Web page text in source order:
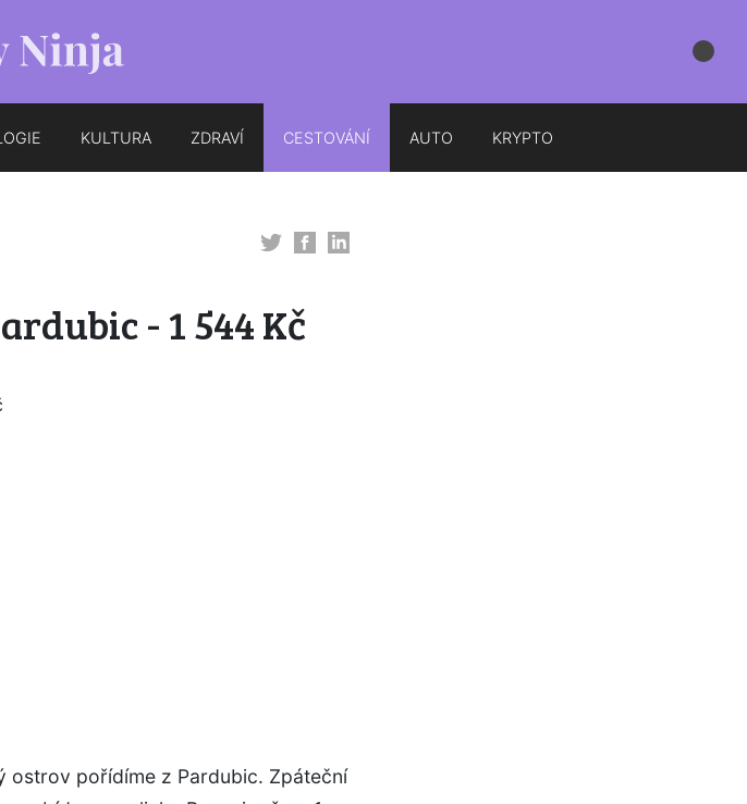
KULTURA ZDRAVÍ CESTOVÁNÍ AUTO KRYPTO
- 1 544 Kč
ostrov pořídíme z Pardubic. Zpáteční